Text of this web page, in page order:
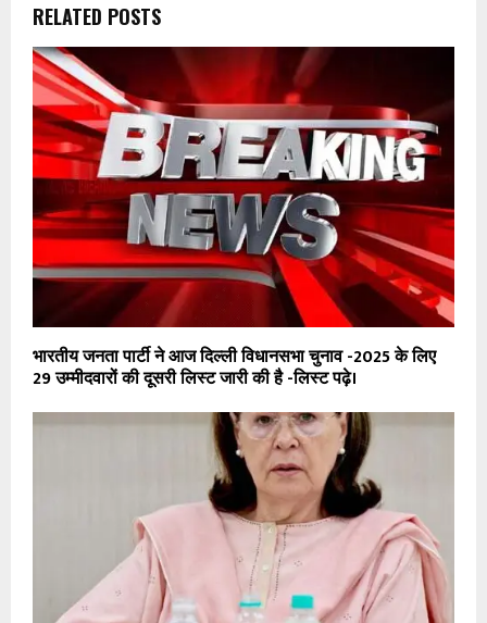
RELATED POSTS
भारतीय जनता पार्टी ने आज दिल्ली विधानसभा चुनाव -2025 के लिए
29 उम्मीदवारों की दूसरी लिस्ट जारी की है -लिस्ट पढ़े।